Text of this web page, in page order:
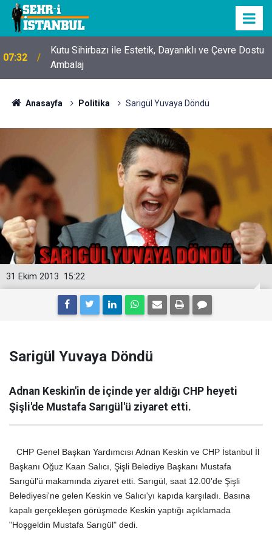
07:32
Kutu Sihirbazı ile Estetik, Dayanıklı ve Çevre Dostu
Ambalaj
Anasayfa Politika Sarigül Yuvaya Döndü
15:22
31 Ekim 2013
Sarigül Yuvaya Döndü
Adnan Keskin'in de içinde yer aldığı CHP heyeti
Şişli'de Mustafa Sarıgül'ü ziyaret etti.
CHP Genel Başkan Yardımcısı Adnan Keskin ve CHP İstanbul İl
Başkanı Oğuz Kaan Salıcı, Şişli Belediye Başkanı Mustafa
Sarıgül'ü makamında ziyaret etti. Sarıgül, saat 12.00'de Şişli
Belediyesi'ne gelen Keskin ve Salıcı'yı kapıda karşıladı. Basına
kapalı gerçekleşen görüşmede Keskin yaptığı açıklamada
"Hoşgeldin Mustafa Sarıgül" dedi.